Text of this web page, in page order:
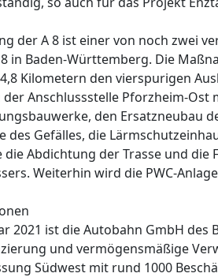
der A 8 ist einer von noch zwei
in Baden-Württemberg. Die
Kilometern den vierspurigen
der Anschlussstelle Pforzheim-
den Ersatzneubau
des Gefälles, die
die Abdichtung der Trasse und die
Weiterhin wird die PWC-
2021 ist die Autobahn GmbH
und vermögensmäßige
Südwest mit rund 1000